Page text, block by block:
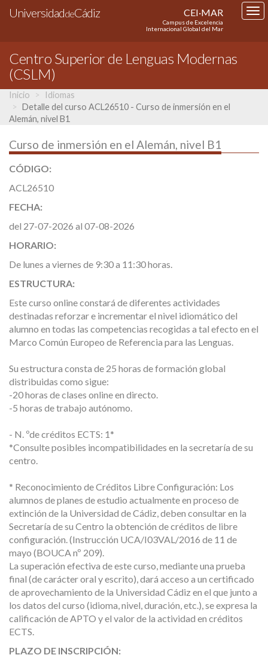
UniversidaddeCádiz CEI·MAR
Campus de Excelencia
Internacional Global del Mar
Centro Superior de Lenguas Modernas
(CSLM)
Inicio
Idiomas
Detalle del curso ACL26510 - Curso de inmersión en el
Alemán, nivel B1
Curso de inmersión en el Alemán, nivel B1
CÓDIGO:
ACL26510
FECHA:
del 27-07-2026 al 07-08-2026
HORARIO:
De lunes a viernes de 9:30 a 11:30 horas.
ESTRUCTURA:
Este curso online constará de diferentes actividades
destinadas reforzar e incrementar el nivel idiomático del
alumno en todas las competencias recogidas a tal efecto en el
Marco Común Europeo de Referencia para las Lenguas.
Su estructura consta de 25 horas de formación global
distribuidas como sigue:
-20 horas de clases online en directo.
-5 horas de trabajo autónomo.
- N. ºde créditos ECTS: 1*
*Consulte posibles incompatibilidades en la secretaría de su
centro.
* Reconocimiento de Créditos Libre Configuración: Los
alumnos de planes de estudio actualmente en proceso de
extinción de la Universidad de Cádiz, deben consultar en la
Secretaría de su Centro la obtención de créditos de libre
configuración. (Instrucción UCA/I03VAL/2016 de 11 de
mayo (BOUCA nº 209).
La superación efectiva de este curso, mediante una prueba
final (de carácter oral y escrito), dará acceso a un certificado
de aprovechamiento de la Universidad Cádiz en el que junto a
los datos del curso (idioma, nivel, duración, etc.), se expresa la
calificación de APTO y el valor de la actividad en créditos
ECTS.
PLAZO DE INSCRIPCIÓN: